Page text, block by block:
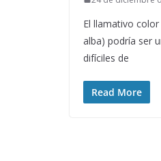
El llamativo
alba) podría ser
difíciles de
Read More